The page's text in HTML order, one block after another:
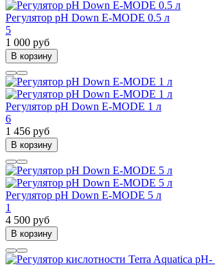
Регулятор pH Down E-MODE 0.5 л
5
1 000 руб
В корзину
Регулятор pH Down E-MODE 1 л
6
1 456 руб
В корзину
Регулятор pH Down E-MODE 5 л
1
4 500 руб
В корзину